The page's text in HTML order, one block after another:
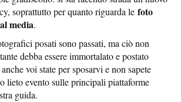
soprattutto per quanto riguarda le foto
media.
posati sono passati, ma ciò non
debba essere immortalato e postato
voi state per sposarvi e non sapete
lieto evento sulle principali piattaforme
guida.